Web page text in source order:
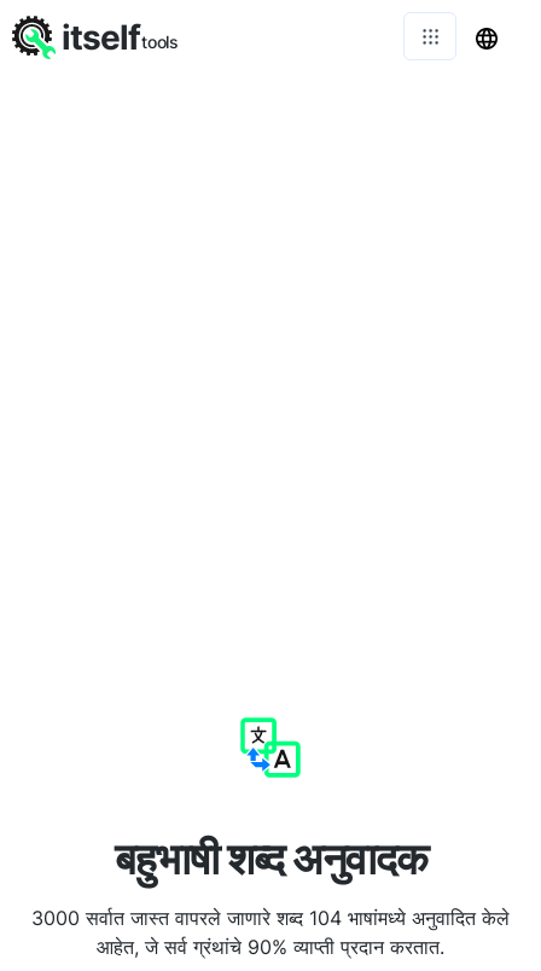
बहुभाषी शब्द अनुवादक
3000 सर्वात जास्त वापरले जाणारे शब्द 104 भाषांमध्ये अनुवादित केले
आहेत, जे सर्व ग्रंथांचे 90% व्याप्ती प्रदान करतात.
itselftools